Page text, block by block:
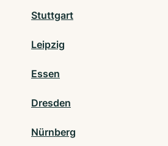
Stuttgart
Leipzig
Essen
Dresden
Nürnberg